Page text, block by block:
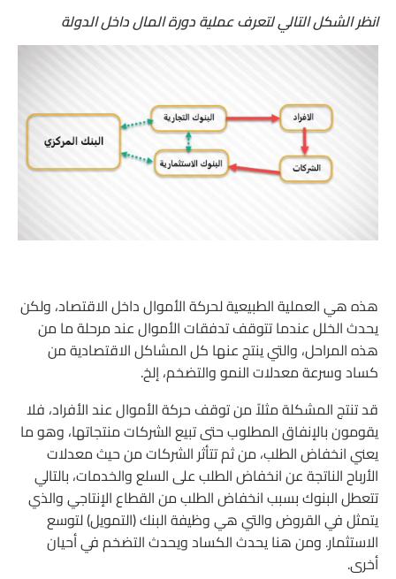
انظر الشكل التالي لتعرف عملية دورة المال داخل الدولة
هذه هي العملية الطبيعية لحركة الأموال داخل الاقتصاد، ولكن
يحدث الخلل عندما تتوقف تدفقات الأموال عند مرحلة ما من
هذه المراحل، والتي ينتج عنها كل المشاكل الاقتصادية من
كساد وسرعة معدلات النمو والتضخم، إلخ.
قد تنتج المشكلة مثلاً من توقف حركة الأموال عند الأفراد، فلا
يقومون بالإنفاق المطلوب حتى تبيع الشركات منتجاتها، وهو ما
يعني انخفاض الطلب، من ثم تتأثر الشركات من حيث معدلات
الأرباح الناتجة عن انخفاض الطلب على السلع والخدمات، بالتالي
تتعطل البنوك بسبب انخفاض الطلب من القطاع الإنتاجي والذي
يتمثل في القروض والتي هي وظيفة البنك (التمويل) لتوسع
الاستثمار. ومن هنا يحدث الكساد ويحدث التضخم في أحيان
أخرى.